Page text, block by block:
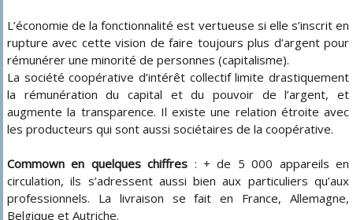
L’économie de la fonctionnalité est vertueuse si elle s’inscrit en
rupture avec cette vision de faire toujours plus d’argent pour
rémunérer une minorité de personnes (capitalisme).
La société coopérative d’intérêt collectif limite drastiquement
la rémunération du capital et du pouvoir de l’argent, et
augmente la transparence. Il existe une relation étroite avec
les producteurs qui sont aussi sociétaires de la coopérative.
Commown en quelques chiffres : + de 5 000 appareils en
circulation, ils s’adressent aussi bien aux particuliers qu’aux
professionnels. La livraison se fait en France, Allemagne,
Belgique et Autriche.